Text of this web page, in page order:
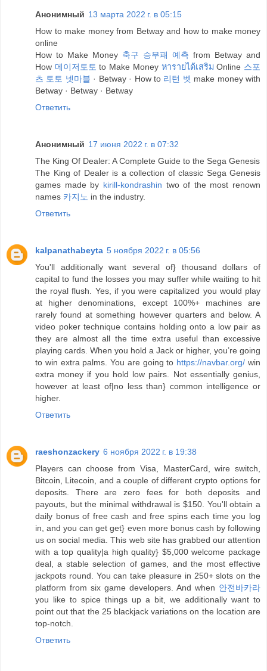
Анонимный 13 марта 2022 г. в 05:15
How to make money from Betway and how to make money
online
How to Make Money 축구 승무패 예측 from Betway and
How 메이저토토 to Make Money หารายได้เสริม Online 스포
츠 토토 넷마블 · Betway · How to 리턴 벳 make money with
Betway · Betway · Betway
Ответить
Анонимный 17 июня 2022 г. в 07:32
The King Of Dealer: A Complete Guide to the Sega Genesis
The King of Dealer is a collection of classic Sega Genesis
games made by kirill-kondrashin two of the most renown
names 카지노 in the industry.
Ответить
kalpanathabeyta 5 ноября 2022 г. в 05:56
You'll additionally want several of} thousand dollars of
capital to fund the losses you may suffer while waiting to hit
the royal flush. Yes, if you were capitalized you would play
at higher denominations, except 100%+ machines are
rarely found at something however quarters and below. A
video poker technique contains holding onto a low pair as
they are almost all the time extra useful than excessive
playing cards. When you hold a Jack or higher, you’re going
to win extra palms. You are going to https://navbar.org/ win
extra money if you hold low pairs. Not essentially genius,
however at least of|no less than} common intelligence or
higher.
Ответить
raeshonzackery 6 ноября 2022 г. в 19:38
Players can choose from Visa, MasterCard, wire switch,
Bitcoin, Litecoin, and a couple of different crypto options for
deposits. There are zero fees for both deposits and
payouts, but the minimal withdrawal is $150. You'll obtain a
daily bonus of free cash and free spins each time you log
in, and you can get get} even more bonus cash by following
us on social media. This web site has grabbed our attention
with a top quality|a high quality} $5,000 welcome package
deal, a stable selection of games, and the most effective
jackpots round. You can take pleasure in 250+ slots on the
platform from six game developers. And when 안전바카라
you like to spice things up a bit, we additionally want to
point out that the 25 blackjack variations on the location are
top-notch.
Ответить